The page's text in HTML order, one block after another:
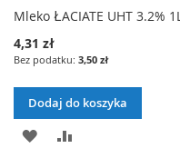
Mleko ŁACIATE UHT 3.2% 1L
4,31 zł
3,50 zł
Dodaj do koszyka
DODAJ